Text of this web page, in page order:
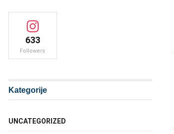
633
Followers
Kategorije
UNCATEGORIZED